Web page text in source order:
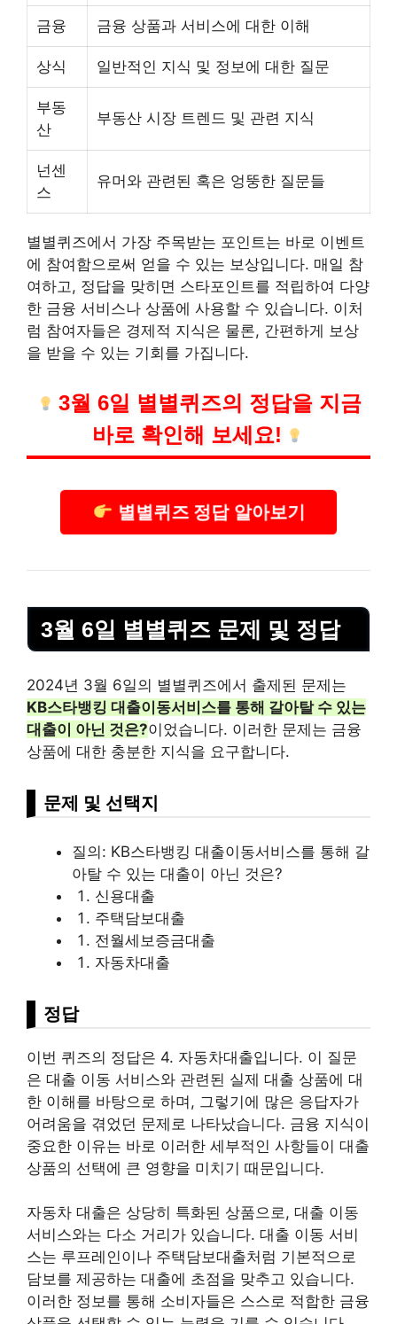
금융 금융 상품과 서비스에 대한 이해
상식 일반적인 지식 및 정보에 대한 질문
부동
산
부동산 시장 트렌드 및 관련 지식
넌센
스
유머와 관련된 혹은 엉뚱한 질문들
별별퀴즈에서 가장 주목받는 포인트는 바로 이벤트
에 참여함으로써 얻을 수 있는 보상입니다. 매일 참
여하고, 정답을 맞히면 스타포인트를 적립하여 다양
한 금융 서비스나 상품에 사용할 수 있습니다. 이처
럼 참여자들은 경제적 지식은 물론, 간편하게 보상
을 받을 수 있는 기회를 가집니다.
3월 6일 별별퀴즈의 정답을 지금
바로 확인해 보세요!
별별퀴즈 정답 알아보기
3월 6일 별별퀴즈 문제 및 정답
2024년 3월 6일의 별별퀴즈에서 출제된 문제는
KB스타뱅킹 대출이동서비스를 통해 갈아탈 수 있는
대출이 아닌 것은?이었습니다. 이러한 문제는 금융
상품에 대한 충분한 지식을 요구합니다.
문제 및 선택지
질의: KB스타뱅킹 대출이동서비스를 통해 갈
아탈 수 있는 대출이 아닌 것은?
신용대출
주택 담보대출
전월세보증금대출
자동차대출
정답
이번 퀴즈의 정답은 4. 자동차대출입니다. 이 질문
은 대출 이동 서비스와 관련된 실제 대출 상품에 대
한 이해를 바탕으로 하며, 그렇기에 많은 응답자가
어려움을 겪었던 문제로 나타났습니다. 금융 지식이
중요한 이유는 바로 이러한 세부적인 사항들이 대출
상품의 선택에 큰 영향을 미치기 때문입니다.
자동차 대출은 상당히 특화된 상품으로, 대출 이동
서비스와는 다소 거리가 있습니다. 대출 이동 서비
스는 루프레인이나 주택담보대출처럼 기본적으로
담보를 제공하는 대출에 초점을 맞추고 있습니다.
이러한 정보를 통해 소비자들은 스스로 적합한 금융